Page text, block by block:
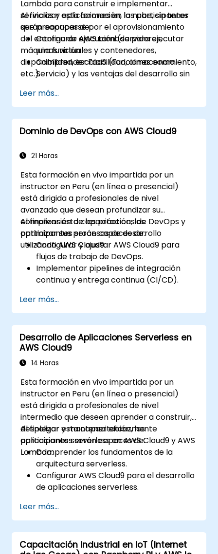
Lambda para construir e implementar
servicios y aplicaciones en la nube, sin tener
que preocuparse por el aprovisionamiento
del entorno de ejecución (servidores,
máquinas virtuales y contenedores,
disponibilidad, escalabilidad, almacenamiento,
etc.).
Al finalizar esta formación, los participantes
serán capaces de:
Configurar AWS Lambda para ejecutar
una función.
Comprender FaaS (Funciones como
Servicio) y las ventajas del desarrollo sin
Construir, cargar y ejecutar funciones de
AWS Lambda.
Integrar funciones de Lambda con
diferentes fuentes de eventos.
solucionar problemas de aplicaciones
Leer más...
Dominio de DevOps con AWS Cloud9
21 Horas
Esta formación en vivo impartida por un
instructor en Peru (en línea o presencial)
está dirigida a profesionales de nivel
avanzado que desean profundizar su
comprensión de las prácticas de DevOps y
optimizar sus procesos de desarrollo
utilizando AWS Cloud9.
Al finalizar esta capacitación, los
participantes serán capaces de:
Configurar y ajustar AWS Cloud9 para
flujos de trabajo de DevOps.
Implementar pipelines de integración
continua y entrega continua (CI/CD).
monitoreo e implementación utilizando
AWS Cloud9.
Integrar servicios de AWS como Lambda,
EC2 y S3 en los flujos de trabajo de
DevOps.
Utilizar sistemas de control de versiones
Cloud9.
Leer más...
Desarrollo de Aplicaciones Serverless en
AWS Cloud9
14 Horas
Esta formación en vivo impartida por un
instructor en Peru (en línea o presencial)
está dirigida a profesionales de nivel
intermedio que deseen aprender a construir,
desplegar y mantener eficazmente
aplicaciones serverless en AWS Cloud9 y AWS
Lambda.
Al finalizar esta capacitación, los
participantes serán capaces de:
Comprender los fundamentos de la
arquitectura serverless.
Configurar AWS Cloud9 para el desarrollo
de aplicaciones serverless.
aplicaciones serverless utilizando AWS
Lambda.
Integrar AWS Lambda con otros servicios
de AWS, como API Gateway y S3.
Leer más...
Capacitación Industrial en IoT (Internet